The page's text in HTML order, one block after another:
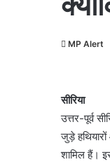
MP Alert
सीरिया
उत्तर-पूर्व
जुड़े
शामिल हैं।